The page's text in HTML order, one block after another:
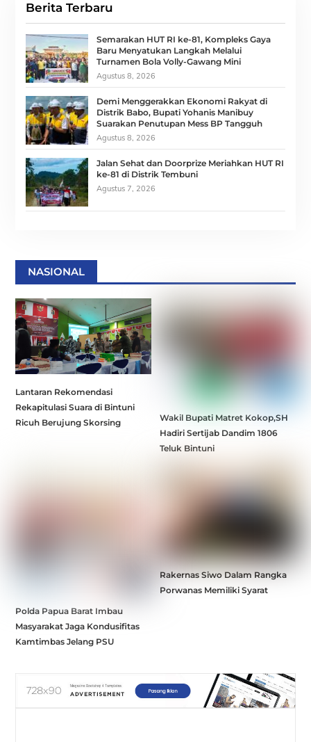
Berita Terbaru
Semarakan HUT RI ke-81, Kompleks Gaya
Baru Menyatukan Langkah Melalui
Turnamen Bola Volly-Gawang Mini
Agustus 8, 2026
Demi Menggerakkan Ekonomi Rakyat di
Distrik Babo, Bupati Yohanis Manibuy
Suarakan Penutupan Mess BP Tangguh
Agustus 8, 2026
Jalan Sehat dan Doorprize Meriahkan HUT RI
ke-81 di Distrik Tembuni
Agustus 7, 2026
NASIONAL
Lantaran Rekomendasi
Rekapitulasi Suara di Bintuni
Ricuh Berujung Skorsing
Wakil Bupati Matret Kokop,SH
Hadiri Sertijab Dandim 1806
Teluk Bintuni
Polda Papua Barat Imbau
Masyarakat Jaga Kondusifitas
Kamtimbas Jelang PSU
Rakernas Siwo Dalam Rangka
Porwanas Memiliki Syarat